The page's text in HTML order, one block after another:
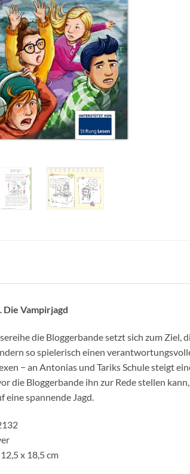
Die Vampirjagd
die Bloggerbande setzt sich zum
so spielerisch einen
− an Antonias und Tariks Schule steigt
die Bloggerbande ihn zur Rede stellen
eine spannende Jagd.
x 18,5 cm